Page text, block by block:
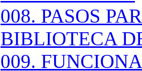
008. PASOS
BIBLIOTECA
009.